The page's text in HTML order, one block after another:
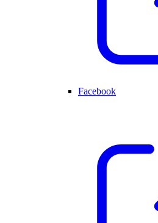
Facebook